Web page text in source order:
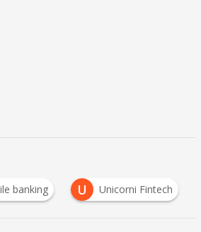
banking U Unicorni Fintech